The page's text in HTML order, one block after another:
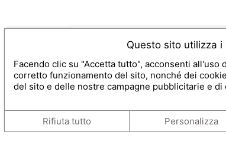
Condizioni
DAHARA Via alla
Questo sito utilizza i
Facendo clic su "Accetta tutto", acconsenti all'uso
corretto funzionamento del sito, nonché dei
del sito e delle nostre campagne pubblicitarie e di
Rifiuta tutto Personalizza